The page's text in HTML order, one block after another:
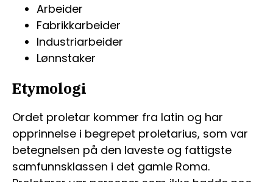
Arbeider
Fabrikkarbeider
Industriarbeider
Lønnstaker
Etymologi
Ordet proletar kommer fra latin og har
opprinnelse i begrepet proletarius, som var
betegnelsen på den laveste og fattigste
samfunnsklassen i det gamle Roma.